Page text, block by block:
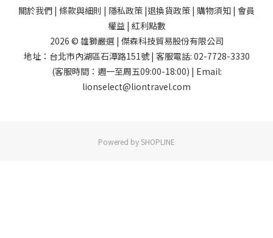
關於我們 | 條款與細則 | 隱私政策 |退換貨政策 | 購物須知 | 會員
權益 | 紅利點數
2026 © 雄獅嚴選 | 傑森科技貿易股份有限公司
地址：台北市內湖區石潭路151號 | 客服電話: 02-7728-3330
(客服時間：週一至周五09:00-18:00) | Email:
lionselect@liontravel.com
Powered by SHOPLINE